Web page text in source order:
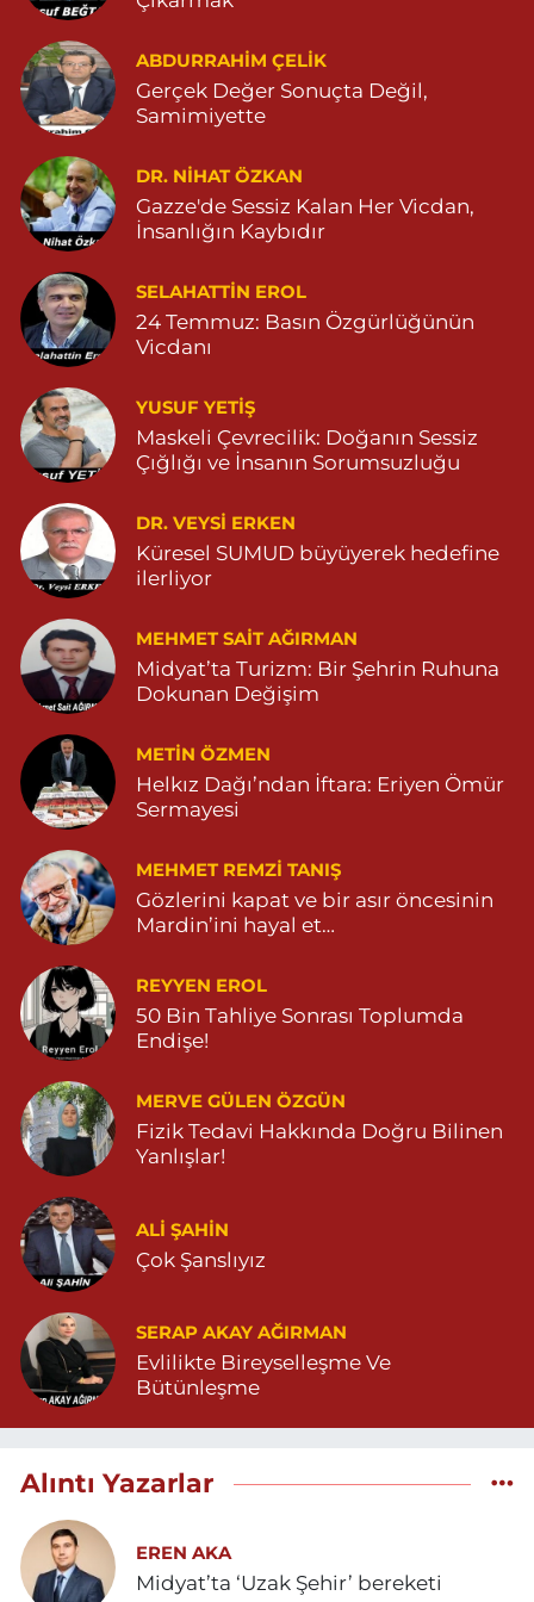
Sarohan Eczanesi
ZEYTNPINAR MAHALLESİ ROJ CADDESİ NO:30 A derik devlet
hastanesi karşısı 05425113484
0 (542) 511 34 84 Yol Tarifi Al
Eymen Eczanesi
POYRAZ MAHALLE MEVLANA SOKAK NO:5A 05343032144
0 (534) 303 21 44 Yol Tarifi Al
Yeni Eczanesi
YENİ MAHALLE 3086 SOKAK NO:2 4 04825413156
0 (482) 541 31 56 Yol Tarifi Al
İlknur Eczanesi
GÜL MAH. VATAN CAD. NO:2A 04825911091
0 (482) 591 10 91
Turan Eczanesi
TEPEBAŞI MAHALLE KISMETLİ CADDE NO:59D SAĞLIK OCAĞI
YANI 04823813670
0 (482) 381 36 70 Yol Tarifi Al
ABDURRAHIM ÇELİK
Gerçek Değer Sonuçta Değil,
Samimiyette
DR. NIHAT ÖZKAN
Gazze'de Sessiz Kalan Her Vicdan,
İnsanlığın Kaybıdır
SELAHATTIN EROL
24 Temmuz: Basın Özgürlüğünün
Vicdanı
YUSUF YETİŞ
Maskeli Çevrecilik: Doğanın Sessiz
Çığlığı ve İnsanın Sorumsuzluğu
DR. VEYSI ERKEN
Küresel SUMUD büyüyerek hedefine
ilerliyor
MEHMET SAIT AĞIRMAN
Midyat’ta Turizm: Bir Şehrin Ruhuna
Dokunan Değişim
METIN ÖZMEN
Helkız Dağı’ndan İftara: Eriyen Ömür
Sermayesi
MEHMET REMZI TANIŞ
Gözlerini kapat ve bir asır öncesinin
Mardin’ini hayal et…
REYYEN EROL
50 Bin Tahliye Sonrası Toplumda
Endişe!
MERVE GÜLEN ÖZGÜN
Fizik Tedavi Hakkında Doğru Bilinen
Yanlışlar!
ALI ŞAHİN
Çok Şanslıyız
SERAP AKAY AĞIRMAN
Evlilikte Bireyselleşme Ve
Bütünleşme
Alıntı Yazarlar
EREN AKA
Midyat’ta ‘Uzak Şehir’ bereketi